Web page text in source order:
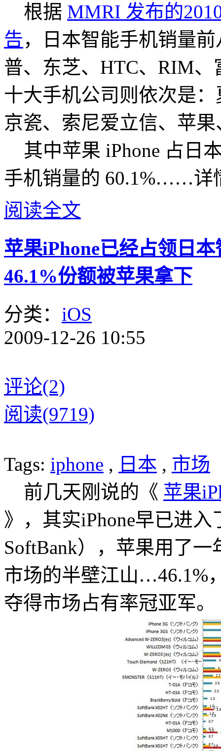
根据 MMRI 发布的
告，日本智能手机销量
普、东芝、HTC、RIM
十大手机公司则依次是
京瓷、索尼爱立信、苹
其中苹果 iPhone 占日
手机销量的 60.1%……详
阅读全文
苹果iPhone已经占领日
46.1%份额被苹果拿下
分类： iOS
2009-12-26 10:55
评论(2)
阅读(9719)
Tags: iphone , 日本 , 市场
前几天刚说的《 苹果
》，其实iPhone早已进
SoftBank），苹果用了
市场的半壁江山…46.1%
夺得市场占有率冠亚军。